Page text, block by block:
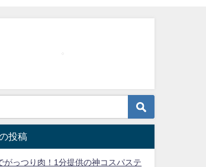
投稿
がっつり肉！1分提供の神コスパステ